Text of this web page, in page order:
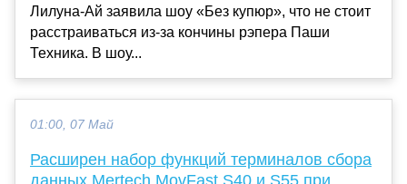
Лилуна-Ай заявила шоу «Без купюр», что не стоит
расстраиваться из-за кончины рэпера Паши
Техника. В шоу...
01:00, 07 Май
Расширен набор функций терминалов сбора